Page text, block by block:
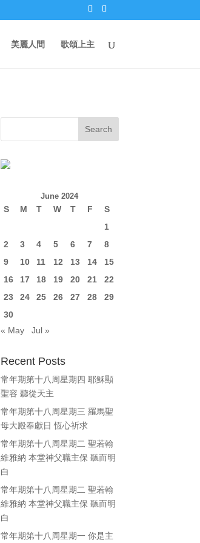
美麗人間 歌頌上主
June 2024
S M T W T F
S
1
2
3 4 5 6 7
8
9
10 11 12 13 14
15
16
17 18 19 20 21
22
23
24 25 26 27 28
29
30
« May
Jul »
Recent Posts
常年期第十八周星期四 耶穌顯
聖容 聽從天主
常年期第十八周星期三 羅馬聖
母大殿奉獻日 恆心祈求
常年期第十八周星期二 聖若翰
維雅納 本堂神父職主保 聽而明
白
常年期第十八周星期二 聖若翰
維雅納 本堂神父職主保 聽而明
白
常年期第十八周星期一 你是主